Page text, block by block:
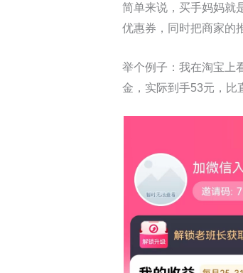
简单来说，买手妈妈就
优惠券，同时把商家的
举个例子：我在淘宝上
金，实际到手53元，比